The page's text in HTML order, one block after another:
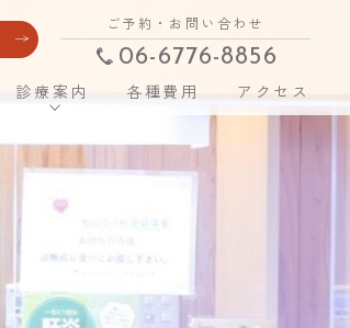
ご予約・お問い合わせ
06-6776-8856
診療案内 各種費用 アクセス